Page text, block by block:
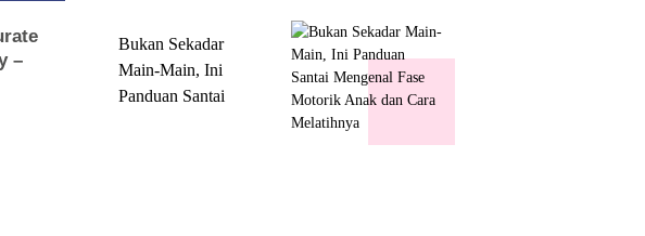
Bukan Sekadar
Main-Main, Ini
Panduan Santai